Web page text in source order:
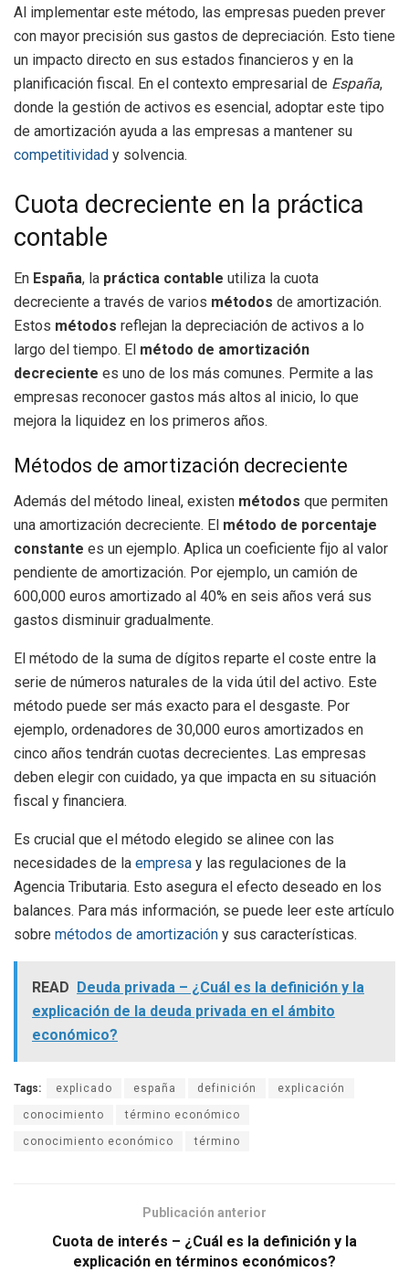
Al implementar este método, las empresas pueden prever
con mayor precisión sus gastos de depreciación. Esto tiene
un impacto directo en sus estados financieros y en la
planificación fiscal. En el contexto empresarial de España,
donde la gestión de activos es esencial, adoptar este tipo
de amortización ayuda a las empresas a mantener su
competitividad y solvencia.
Cuota decreciente en la práctica
contable
En España, la práctica contable utiliza la cuota
decreciente a través de varios métodos de amortización.
Estos métodos reflejan la depreciación de activos a lo
largo del tiempo. El método de amortización
decreciente es uno de los más comunes. Permite a las
empresas reconocer gastos más altos al inicio, lo que
mejora la liquidez en los primeros años.
Métodos de amortización decreciente
Además del método lineal, existen métodos que permiten
una amortización decreciente. El método de porcentaje
constante es un ejemplo. Aplica un coeficiente fijo al valor
pendiente de amortización. Por ejemplo, un camión de
600,000 euros amortizado al 40% en seis años verá sus
gastos disminuir gradualmente.
El método de la suma de dígitos reparte el coste entre la
serie de números naturales de la vida útil del activo. Este
método puede ser más exacto para el desgaste. Por
ejemplo, ordenadores de 30,000 euros amortizados en
cinco años tendrán cuotas decrecientes. Las empresas
deben elegir con cuidado, ya que impacta en su situación
fiscal y financiera.
Es crucial que el método elegido se alinee con las
necesidades de la empresa y las regulaciones de la
Agencia Tributaria. Esto asegura el efecto deseado en los
balances. Para más información, se puede leer este artículo
sobre métodos de amortización y sus características.
READ Deuda privada – ¿Cuál es la definición y la
explicación de la deuda privada en el ámbito
económico?
Tags: explicado españa definición explicación
conocimiento término económico
conocimiento económico término
Publicación anterior
Cuota de interés – ¿Cuál es la definición y la
explicación en términos económicos?